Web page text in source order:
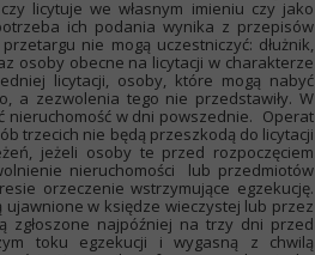
licytuje we własnym imieniu czy jako
ich podania wynika z przepisów
nie mogą uczestniczyć: dłużnik,
osoby obecne na licytacji w charakterze
licytacji, osoby, które mogą nabyć
a zezwolenia tego nie przedstawiły. W
nieruchomość w dni powszednie. Operat
trzecich nie będą przeszkodą do licytacji
jeżeli osoby te przed rozpoczęciem
nieruchomości lub przedmiotów
orzeczenie wstrzymujące egzekucję.
ujawnione w księdze wieczystej lub przez
zgłoszone najpóźniej na trzy dni przed
toku egzekucji i wygasną z chwilą